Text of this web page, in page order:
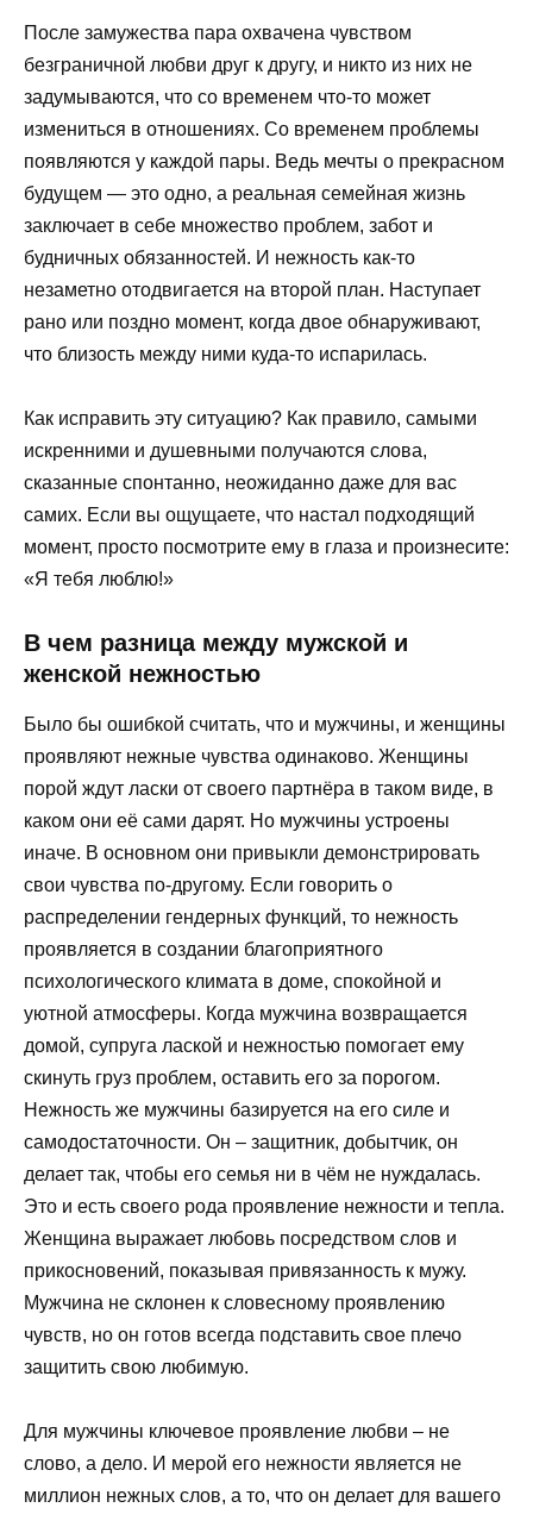
После замужества пара охвачена чувством
безграничной любви друг к другу, и никто из них не
задумываются, что со временем что-то может
измениться в отношениях. Со временем проблемы
появляются у каждой пары. Ведь мечты о прекрасном
будущем — это одно, а реальная семейная жизнь
заключает в себе множество проблем, забот и
будничных обязанностей. И нежность как-то
незаметно отодвигается на второй план. Наступает
рано или поздно момент, когда двое обнаруживают,
что близость между ними куда-то испарилась.
Как исправить эту ситуацию? Как правило, самыми
искренними и душевными получаются слова,
сказанные спонтанно, неожиданно даже для вас
самих. Если вы ощущаете, что настал подходящий
момент, просто посмотрите ему в глаза и произнесите:
«Я тебя люблю!»
В чем разница между мужской и
женской нежностью
Было бы ошибкой считать, что и мужчины, и женщины
проявляют нежные чувства одинаково. Женщины
порой ждут ласки от своего партнёра в таком виде, в
каком они её сами дарят. Но мужчины устроены
иначе. В основном они привыкли демонстрировать
свои чувства по-другому. Если говорить о
распределении гендерных функций, то нежность
проявляется в создании благоприятного
психологического климата в доме, спокойной и
уютной атмосферы. Когда мужчина возвращается
домой, супруга лаской и нежностью помогает ему
скинуть груз проблем, оставить его за порогом.
Нежность же мужчины базируется на его силе и
самодостаточности. Он – защитник, добытчик, он
делает так, чтобы его семья ни в чём не нуждалась.
Это и есть своего рода проявление нежности и тепла.
Женщина выражает любовь посредством слов и
прикосновений, показывая привязанность к мужу.
Мужчина не склонен к словесному проявлению
чувств, но он готов всегда подставить свое плечо
защитить свою любимую.
Для мужчины ключевое проявление любви – не
слово, а дело. И мерой его нежности является не
миллион нежных слов, а то, что он делает для вашего